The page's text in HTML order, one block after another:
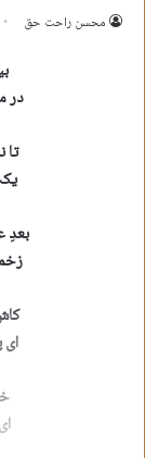
محسن راحت حق
در
بعدِ